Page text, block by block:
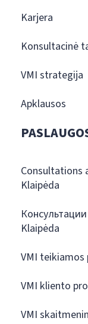
Karjera
Konsultacinė
VMI strategija
Apklausos
Consultations
Klaipėda
Klaipėda
VMI teikiamos
VMI kliento
VMI